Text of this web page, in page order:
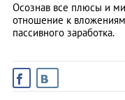
Осознав все плюсы и
отношение к
пассивного заработка.